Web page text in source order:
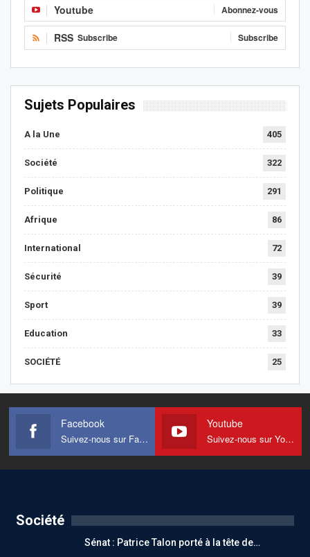
Youtube Abonnez-vous
RSS Subscribe Subscribe
Sujets Populaires
A la Une 405
Société 322
Politique 291
Afrique 86
International 72
Sécurité 39
Sport 39
Education 33
SOCIÉTÉ 25
Facebook
Suivez-nous sur Facebook
Youtube
Suivez-nous sur Youtube
Société
Sénat : Patrice Talon porté à la tête de…